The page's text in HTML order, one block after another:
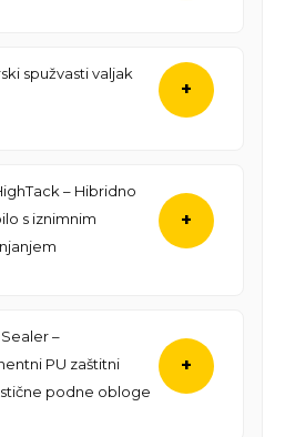
spužvasti valjak
+
– Hibridno
s iznimnim
+
–
PU zaštitni
podne obloge
+